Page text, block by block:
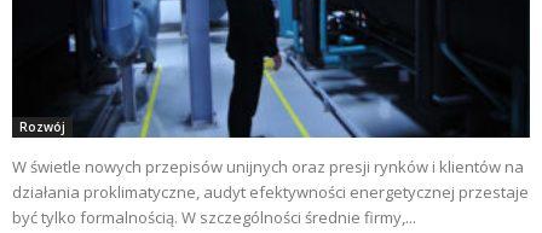
Rozwój
W świetle nowych przepisów unijnych oraz presji rynków i klientów na
działania proklimatyczne, audyt efektywności energetycznej przestaje
być tylko formalnością. W szczególności średnie firmy,...